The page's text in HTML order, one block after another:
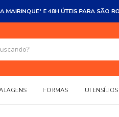
MAIRINQUE* E 48H ÚTEIS PARA SÃO
FORMAS UTENSÍLIOS